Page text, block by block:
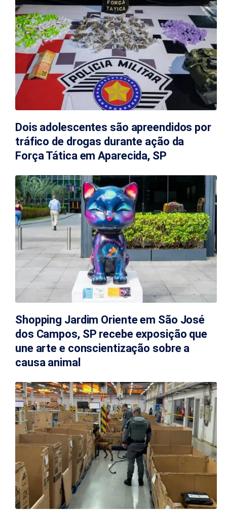
Dois adolescentes são apreendidos por
tráfico de drogas durante ação da
Força Tática em Aparecida, SP
Shopping Jardim Oriente em São José
dos Campos, SP recebe exposição que
une arte e conscientização sobre a
causa animal